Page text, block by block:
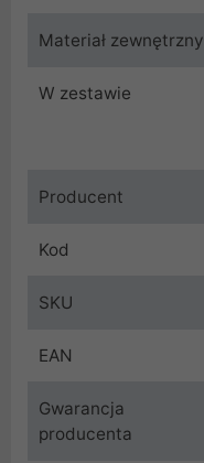
Materiał zewnętrzny
W zestawie
Producent
Kod
SKU
EAN
Gwarancja
producenta